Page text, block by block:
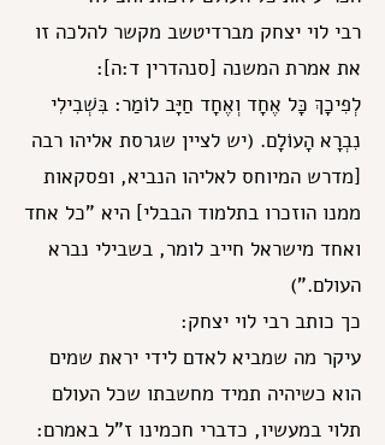
רבי לוי יצחק מברדיטשב מקשר להלכה זו
את אמרת המשנה [סנהדרין ד:ה]:
לְפִיכָךְ כָּל אֶחָד וְאֶחָד חַיָּב לוֹמַר: בִּשְׁבִילִי
נִבְרָא הָעוֹלָם. (יש לציין שגרסת אליהו רבה
[מדרש המיוחס לאליהו הנביא, ופסקאות
ממנו הוזכרו בתלמוד הבבלי] היא "כל אחד
ואחד מישראל חייב לומר, בשבילי נברא
העולם.")
כך כותב רבי לוי יצחק:
עיקר מה שמביא לאדם לידי יראת שמים
הוא כשיהיה תמיד מחשבתו שכל העולם
תלוי במעשיו, כדברי חכמינו ז"ל באמרם: